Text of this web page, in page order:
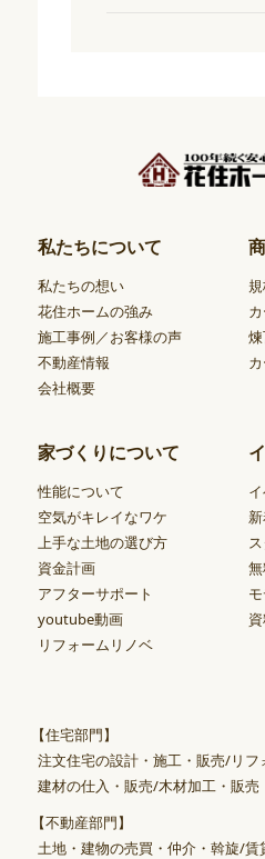
私たちについて
私たちの想い
花住ホームの強み
施工事例／お客様の声
不動産情報
会社概要
家づくりについて
性能について
空気がキレイなワケ
上手な土地の選び方
資金計画
アフターサポート
youtube動画
リフォームリノベ
【住宅部門】
注文住宅の設計・施工・販売/リ
建材の仕入・販売/木材加工・販売
【不動産部門】
土地・建物の売買・仲介・斡旋/